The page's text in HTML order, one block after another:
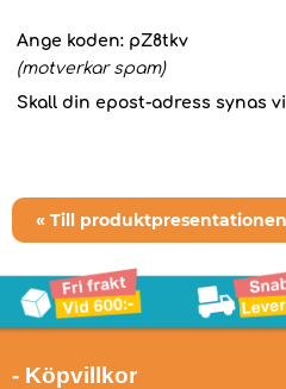
Ange koden: pZ8tkv
(motverkar spam)
Skall din epost-adress synas
« Till produktpresentationen
- Köpvillkor